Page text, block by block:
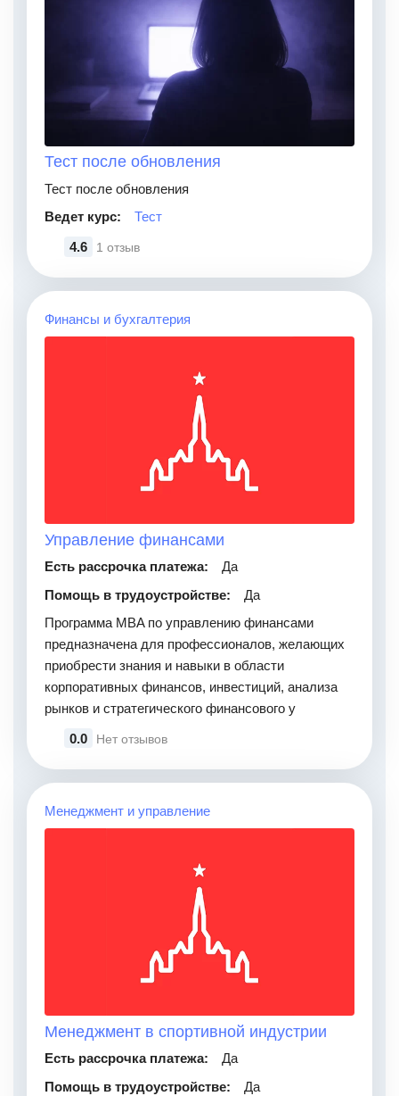
Тест после обновления
Тест после обновления
Ведет курс:
Тест
4.6
1 отзыв
Финансы и бухгалтерия
Управление финансами
Есть рассрочка платежа:
Да
Помощь в трудоустройстве:
Да
Программа MBA по управлению финансами
предназначена для профессионалов, желающих
приобрести знания и навыки в области
корпоративных финансов, инвестиций, анализа
рынков и стратегического финансового у
0.0
Нет отзывов
Менеджмент и управление
Менеджмент в спортивной индустрии
Есть рассрочка платежа:
Да
Помощь в трудоустройстве:
Да